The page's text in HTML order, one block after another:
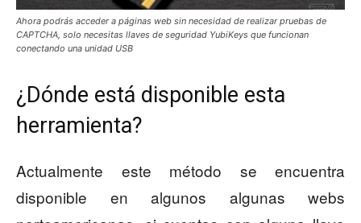
Ahora podrás acceder a páginas web sin necesidad de realizar pruebas de
CAPTCHA, solo necesitas llaves de seguridad YubiKeys que funcionan
conectando una unidad USB
¿Dónde está disponible esta
herramienta?
Actualmente este método se encuentra
disponible en algunos algunas webs